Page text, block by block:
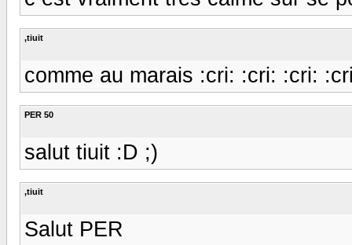
,tiuit
comme au marais :cri: :cri: :cri:
PER 50
salut tiuit :D ;)
,tiuit
Salut PER